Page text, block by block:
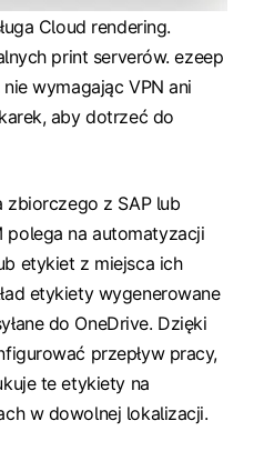
Cloud rendering.
print serverów. ezeep
wymagając VPN ani
aby dotrzeć do
zbiorczego z SAP lub
polega na automatyzacji
etykiet z miejsca ich
etykiety wygenerowane
do OneDrive. Dzięki
przepływ pracy,
te etykiety na
w dowolnej lokalizacji.